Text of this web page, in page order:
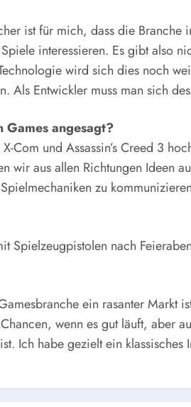
ist für mich, dass die Branche
interessieren. Es gibt also
wird sich dies noch
Entwickler muss man sich
angesagt?
und Assassin’s Creed 3
aus allen Richtungen Ideen
zu
Spielzeugpistolen nach
ein rasanter Markt
wenn es gut läuft, aber
Ich habe gezielt ein